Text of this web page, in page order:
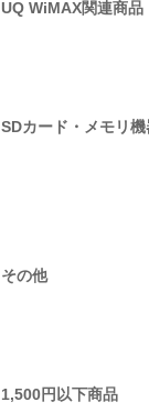
UQ WiMAX関連商品
SDカード・メモリ機
その他
1,500円以下商品